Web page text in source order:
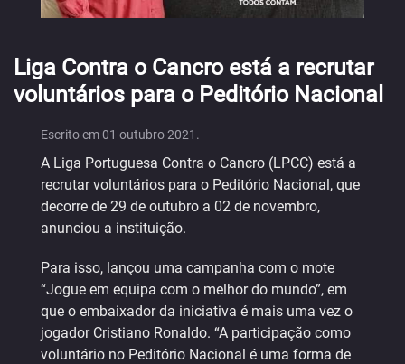
Liga Contra o Cancro está a recrutar
voluntários para o Peditório Nacional
Escrito em01 outubro 2021 .
A Liga Portuguesa Contra o Cancro (LPCC) está a
recrutar voluntários para o Peditório Nacional, que
decorre de 29 de outubro a 02 de novembro,
anunciou a instituição.
Para isso, lançou uma campanha com o mote
“Jogue em equipa com o melhor do mundo”, em
que o embaixador da iniciativa é mais uma vez o
jogador Cristiano Ronaldo. “A participação como
voluntário no Peditório Nacional é uma forma de